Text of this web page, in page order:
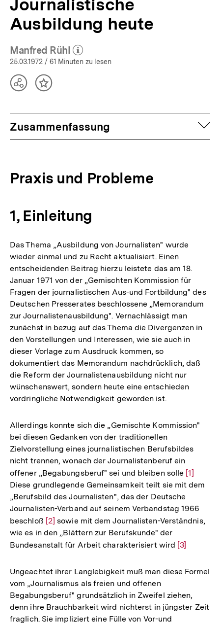
Journalistische
Ausbildung heute
Manfred Rühl
(Mehr zum Autor)
öffnen
25.03.1972 / 61 Minuten zu lesen
TeilenInhalt
Zusammenfassung
Praxis und Probleme
1, Einleitung
Das Thema „Ausbildung von Journalisten" wurde
wieder einmal und zu Recht aktualisiert. Einen
entscheidenden Beitrag hierzu leistete das am 18.
Januar 1971 von der „Gemischten Kommission für
Fragen der journalistischen Aus-und Fortbildung" des
Deutschen Presserates beschlossene „Memorandum
zur Journalistenausbildung". Vernachlässigt man
zunächst in bezug auf das Thema die Divergenzen in
den Vorstellungen und Interessen, wie sie auch in
dieser Vorlage zum Ausdruck kommen, so
dokumentiert das Memorandum nachdrücklich, daß
die Reform der Journalistenausbildung nicht nur
wünschenswert, sondern heute eine entschieden
vordringliche Notwendigkeit geworden ist.
Allerdings konnte sich die „Gemischte Kommission"
bei diesen Gedanken von der traditionellen
Zielvorstellung eines journalistischen Berufsbildes
nicht trennen, wonach der Journalistenberuf ein
offener „Begabungsberuf" sei und bleiben solle Zur
Fußnote
[1]
Diese grundlegende Gemeinsamkeit teilt sie mit dem
„Berufsbild des Journalisten", das der Deutsche
Journalisten-Verband auf seinem Verbandstag 1966
beschloß Zur
Auflösung
der
[2] sowie mit dem Journalisten-Verständnis,
wie es in den „Blättern zur Berufskunde" der
Bundesanstalt für Arbeit charakterisiert wird Zur
der
[3]
Ungeachtet ihrer Langlebigkeit muß man diese Formel
vom „Journalismus als freien und offenen
Begabungsberuf" grundsätzlich in Zweifel ziehen,
denn ihre Brauchbarkeit wird nichterst in jüngster Zeit
fraglich. Sie impliziert eine Fülle von Vor-und